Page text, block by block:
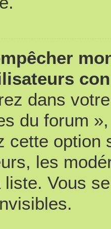
dans
du forum
cette option
les
liste. Vous